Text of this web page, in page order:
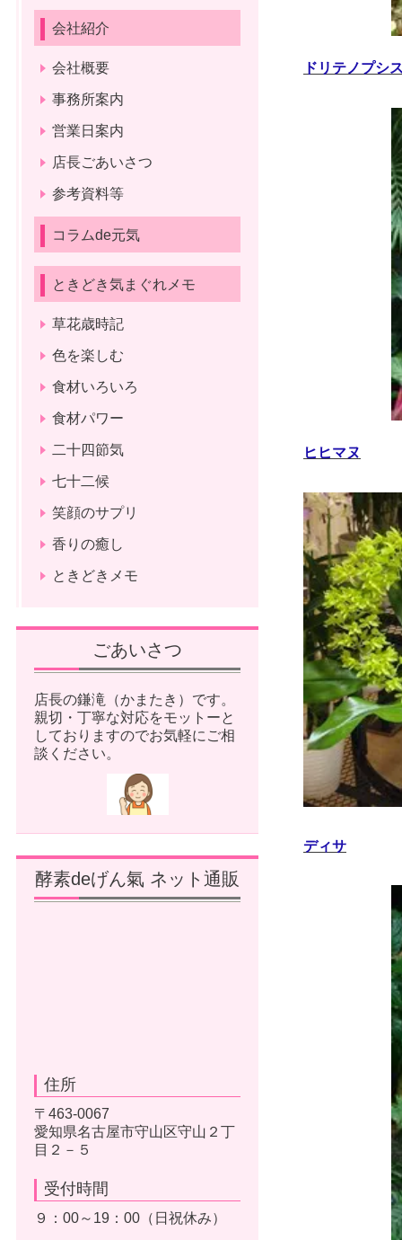
ドリテノプシ
ヒヒマヌ
ディサ
会社紹介
会社概要
事務所案内
営業日案内
店長ごあいさつ
参考資料等
コラムde元気
ときどき気まぐれメモ
草花歳時記
色を楽しむ
食材いろいろ
食材パワー
二十四節気
七十二候
笑顔のサプリ
香りの癒し
ときどきメモ
ごあいさつ
店長の鎌滝（かまたき）です。
親切・丁寧な対応をモットーと
しておりますのでお気軽にご相
談ください。
酵素deげん氣 ネット通販
住所
〒463-0067
愛知県名古屋市守山区守山２丁
目２－５
受付時間
９：00～19：00（日祝休み）